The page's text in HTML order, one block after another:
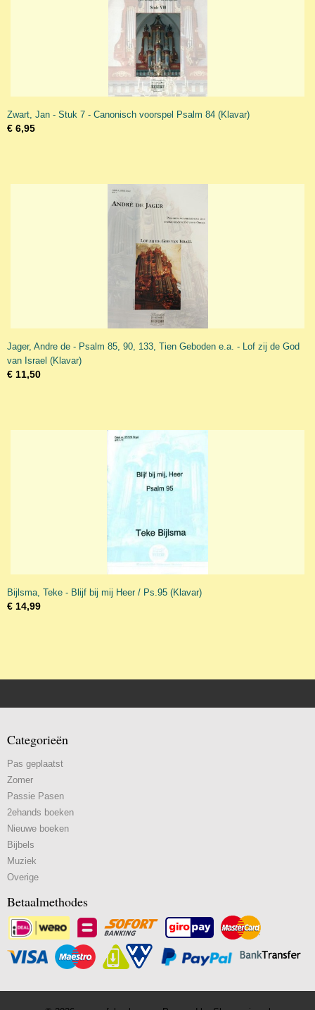
Zwart, Jan - Stuk 7 - Canonisch voorspel Psalm 84 (Klavar)
€ 6,95
Jager, Andre de - Psalm 85, 90, 133, Tien Geboden e.a. - Lof zij de God
van Israel (Klavar)
€ 11,50
Bijlsma, Teke - Blijf bij mij Heer / Ps.95 (Klavar)
€ 14,99
Categorieën
Pas geplaatst
Zomer
Passie Pasen
2ehands boeken
Nieuwe boeken
Bijbels
Muziek
Overige
Betaalmethodes